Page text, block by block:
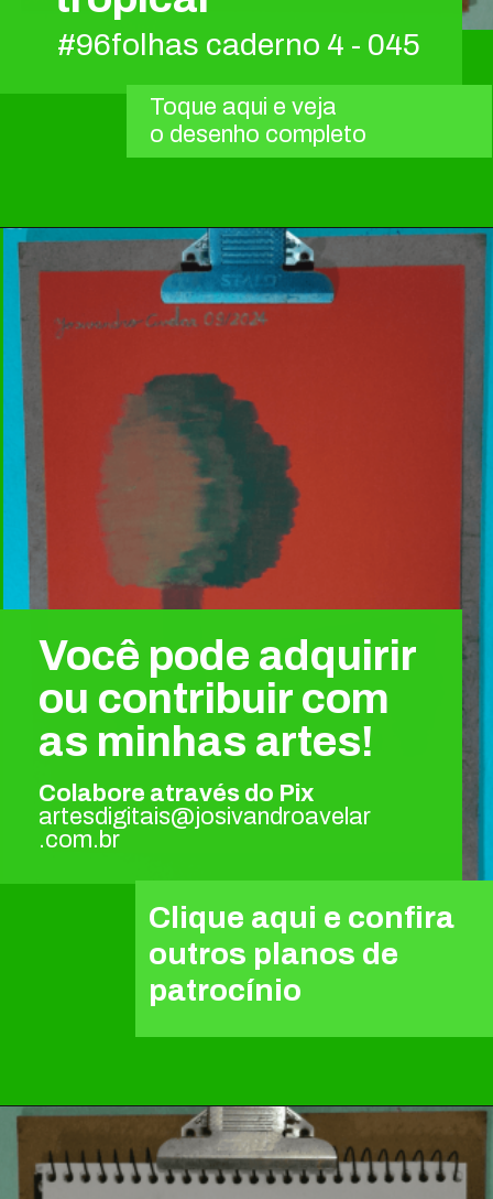
#96folhas caderno 4 - 045
Toque aqui e veja
o desenho completo
Você pode adquirir
ou contribuir com
as minhas artes!
Clique aqui e confira
outros planos de
patrocínio
Colabore através do Pix
artesdigitais@josivandroavelar
.com.br